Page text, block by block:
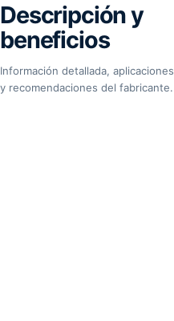
Descripción y
beneficios
Información detallada, aplicaciones
y recomendaciones del fabricante.